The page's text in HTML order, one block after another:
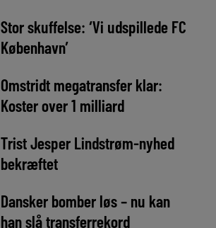
Stor skuffelse: ‘Vi udspillede FC
København’
Omstridt megatransfer klar:
Koster over 1 milliard
Trist Jesper Lindstrøm-nyhed
bekræftet
Dansker bomber løs – nu kan
han slå transferrekord